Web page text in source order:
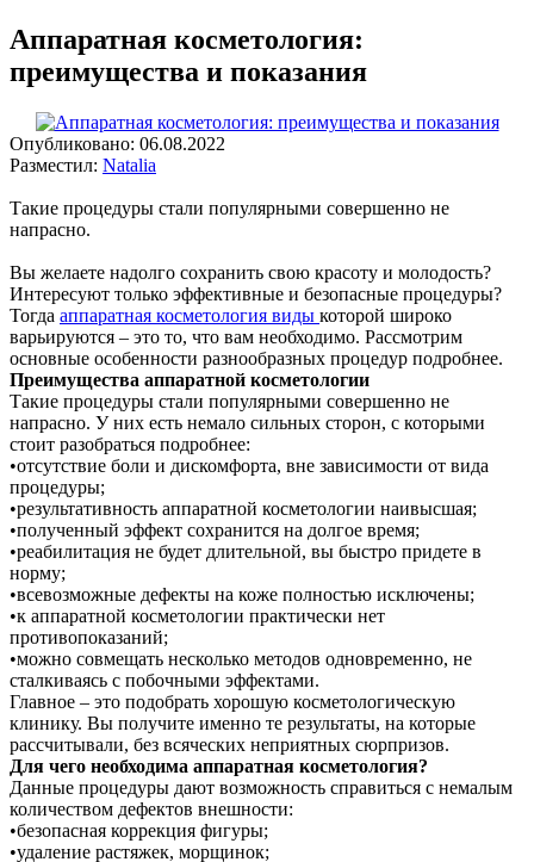
Аппаратная косметология:
преимущества и показания
Опубликовано: 06.08.2022
Разместил: Natalia
Такие процедуры стали популярными совершенно не
напрасно.
Вы желаете надолго сохранить свою красоту и молодость?
Интересуют только эффективные и безопасные процедуры?
Тогда аппаратная косметология виды которой широко
варьируются – это то, что вам необходимо. Рассмотрим
основные особенности разнообразных процедур подробнее.
Преимущества аппаратной косметологии
Такие процедуры стали популярными совершенно не
напрасно. У них есть немало сильных сторон, с которыми
стоит разобраться подробнее:
•отсутствие боли и дискомфорта, вне зависимости от вида
процедуры;
•результативность аппаратной косметологии наивысшая;
•полученный эффект сохранится на долгое время;
•реабилитация не будет длительной, вы быстро придете в
норму;
•всевозможные дефекты на коже полностью исключены;
•к аппаратной косметологии практически нет
противопоказаний;
•можно совмещать несколько методов одновременно, не
сталкиваясь с побочными эффектами.
Главное – это подобрать хорошую косметологическую
клинику. Вы получите именно те результаты, на которые
рассчитывали, без всяческих неприятных сюрпризов.
Для чего необходима аппаратная косметология?
Данные процедуры дают возможность справиться с немалым
количеством дефектов внешности:
•безопасная коррекция фигуры;
•удаление растяжек, морщинок;